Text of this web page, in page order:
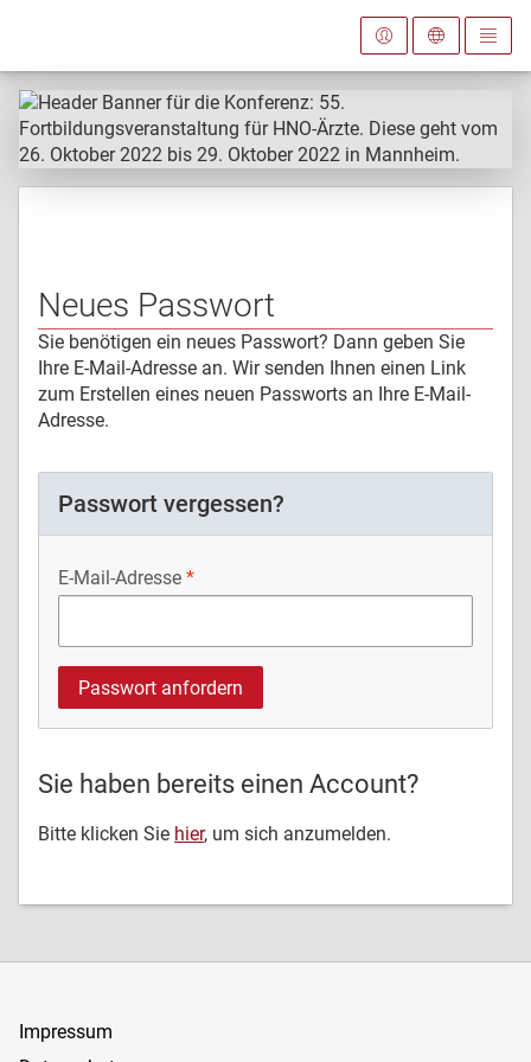
Neues Passwort
Sie benötigen ein neues Passwort? Dann geben Sie
Ihre E-Mail-Adresse an. Wir senden Ihnen einen Link
zum Erstellen eines neuen Passworts an Ihre E-Mail-
Adresse.
Passwort vergessen?
E-Mail-Adresse
Sie haben bereits einen Account?
Bitte klicken Sie hier, um sich anzumelden.
Impressum